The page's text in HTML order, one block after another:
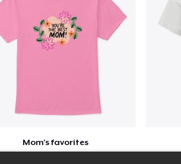
Mom's favorites